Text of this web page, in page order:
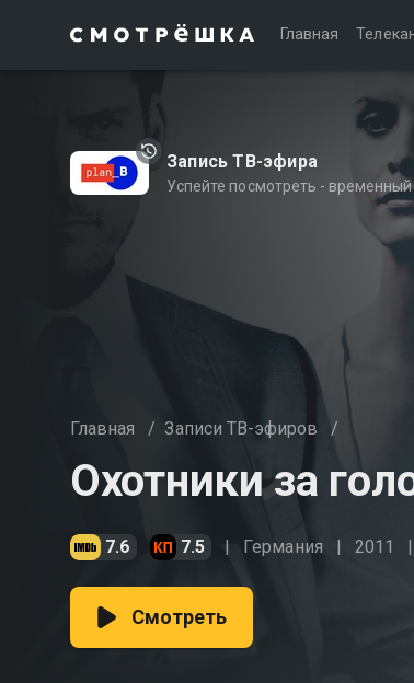
Главная
Запись ТВ-эфира
Успейте посмотреть -
Главная / Записи ТВ-эфиров /
Охотники за
7.6 7.5 Германия 2011
Смотреть